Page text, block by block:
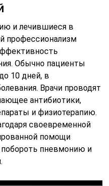
и лечившиеся в
профессионализм
Обычно пациенты
10 дней, в
Врачи проводят
антибиотики,
и физиотерапию.
своевременной
помощи
пневмонию и